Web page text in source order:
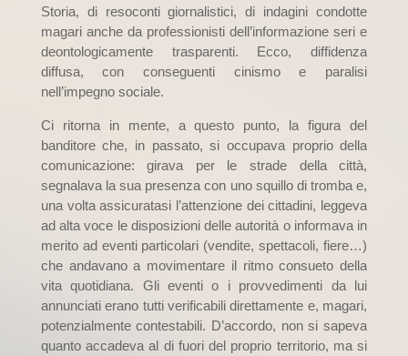
Storia, di resoconti giornalistici, di indagini condotte
magari anche da professionisti dell’informazione seri e
deontologicamente trasparenti. Ecco, diffidenza
diffusa, con conseguenti cinismo e paralisi
nell’impegno sociale.
Ci ritorna in mente, a questo punto, la figura del
banditore che, in passato, si occupava proprio della
comunicazione: girava per le strade della città,
segnalava la sua presenza con uno squillo di tromba e,
una volta assicuratasi l’attenzione dei cittadini, leggeva
ad alta voce le disposizioni delle autorità o informava in
merito ad eventi particolari (vendite, spettacoli, fiere…)
che andavano a movimentare il ritmo consueto della
vita quotidiana. Gli eventi o i provvedimenti da lui
annunciati erano tutti verificabili direttamente e, magari,
potenzialmente contestabili. D’accordo, non si sapeva
quanto accadeva al di fuori del proprio territorio, ma si